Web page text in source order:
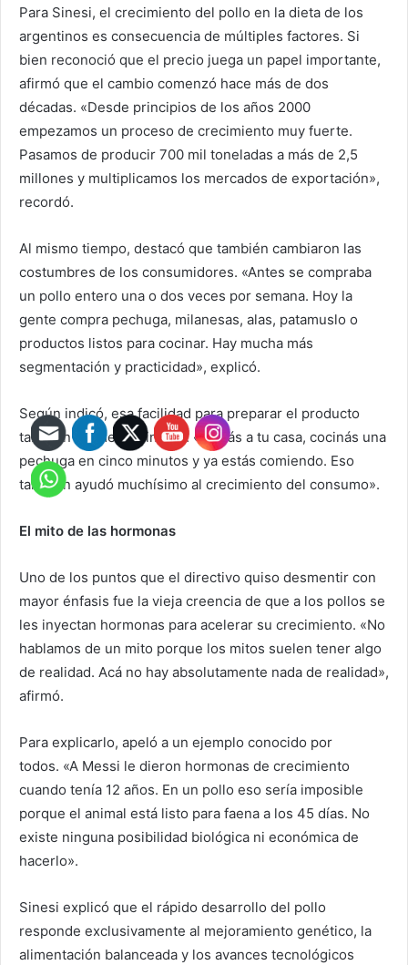
Para Sinesi, el crecimiento del pollo en la dieta de los
argentinos es consecuencia de múltiples factores. Si
bien reconoció que el precio juega un papel importante,
afirmó que el cambio comenzó hace más de dos
décadas. «Desde principios de los años 2000
empezamos un proceso de crecimiento muy fuerte.
Pasamos de producir 700 mil toneladas a más de 2,5
millones y multiplicamos los mercados de exportación»,
recordó.
Al mismo tiempo, destacó que también cambiaron las
costumbres de los consumidores. «Antes se compraba
un pollo entero una o dos veces por semana. Hoy la
gente compra pechuga, milanesas, alas, patamuslo o
productos listos para cocinar. Hay mucha más
segmentación y practicidad», explicó.
Según indicó, esa facilidad para preparar el producto
también fue determinante. «Llegás a tu casa, cocinás una
pechuga en cinco minutos y ya estás comiendo. Eso
también ayudó muchísimo al crecimiento del consumo».
El mito de las hormonas
Uno de los puntos que el directivo quiso desmentir con
mayor énfasis fue la vieja creencia de que a los pollos se
les inyectan hormonas para acelerar su crecimiento. «No
hablamos de un mito porque los mitos suelen tener algo
de realidad. Acá no hay absolutamente nada de realidad»,
afirmó.
Para explicarlo, apeló a un ejemplo conocido por
todos. «A Messi le dieron hormonas de crecimiento
cuando tenía 12 años. En un pollo eso sería imposible
porque el animal está listo para faena a los 45 días. No
existe ninguna posibilidad biológica ni económica de
hacerlo».
Sinesi explicó que el rápido desarrollo del pollo
responde exclusivamente al mejoramiento genético, la
alimentación balanceada y los avances tecnológicos